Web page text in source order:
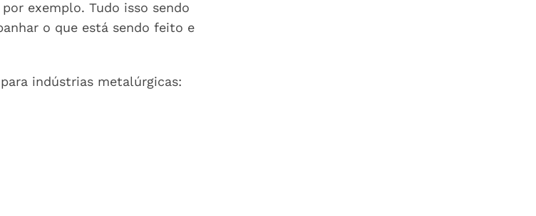
exemplo. Tudo isso sendo
o que está sendo feito e
indústrias metalúrgicas: